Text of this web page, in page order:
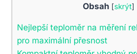
Obsah [skrýt]
Nejlepší teploměr na měření
pro maximální přesnost